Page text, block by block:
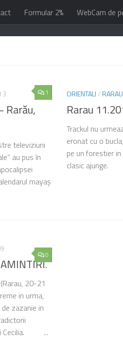
Formular 2% WebCam de
1
Rarău,
televiziuni
au pus în
mayaș
ORIENTALI/RARAU
Rarau
Trackul nu
eronat cu o
pe un forestier
clasic ajunge.
0
20-21
in urma,
zazanie in
si Cecilia. ...